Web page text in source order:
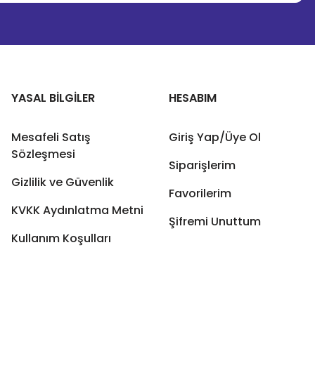
YASAL BİLGİLER
Mesafeli Satış
Sözleşmesi
Gizlilik ve Güvenlik
KVKK Aydınlatma Metni
Kullanım Koşulları
HESABIM
Giriş Yap/Üye Ol
Siparişlerim
Favorilerim
Şifremi Unuttum